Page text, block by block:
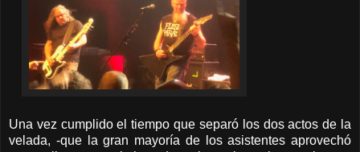
Una vez cumplido el tiempo que separó los dos actos de la
velada, -que la gran mayoría de los asistentes aprovechó